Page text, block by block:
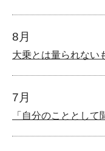
8月
大乗とは量られない
7月
「自分のこととして